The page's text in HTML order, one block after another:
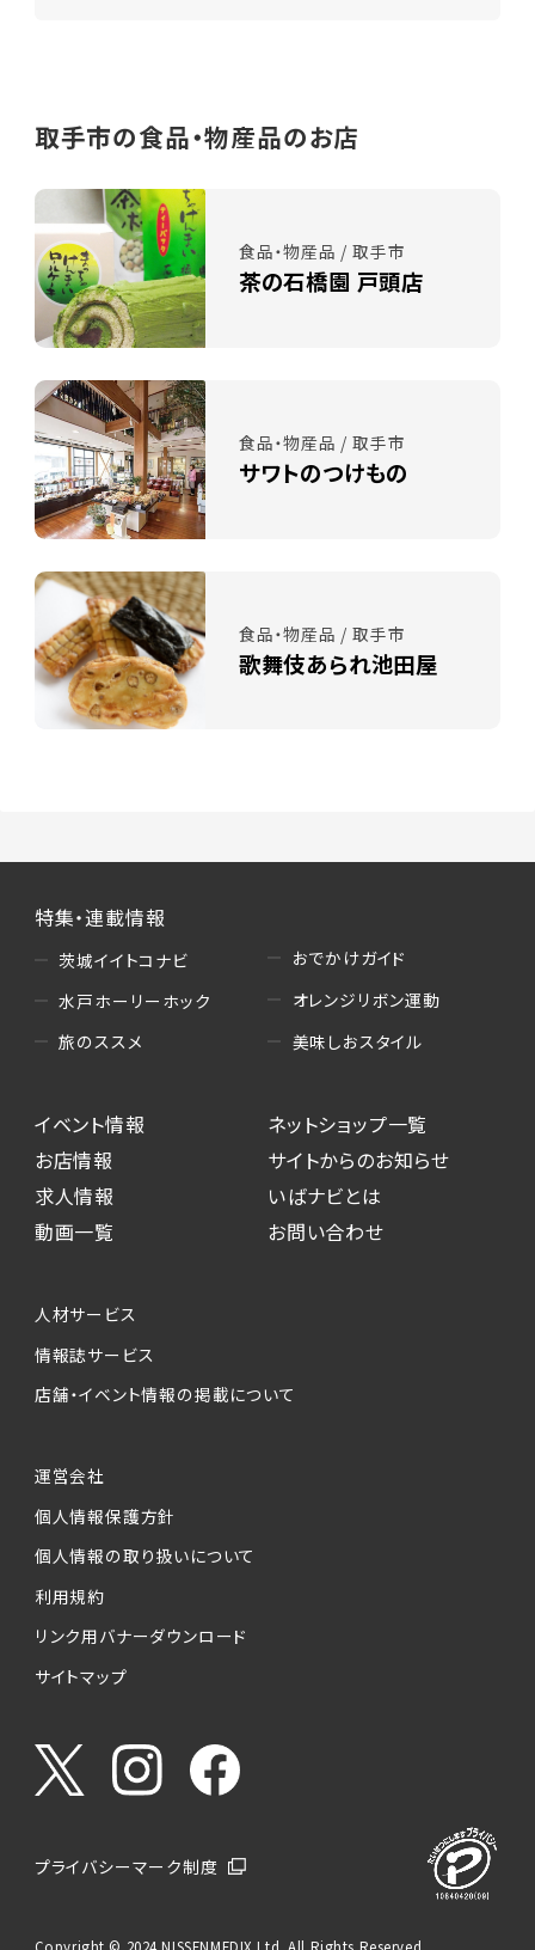
取手市の食品・物産品のお店
食品・物産品 / 取手市
茶の石橋園 戸頭店
食品・物産品 / 取手市
サワトのつけもの
食品・物産品 / 取手市
歌舞伎あられ池田屋
特集・連載情報
茨城イイトコナビ
水戸ホーリーホック
旅のススメ
おでかけガイド
オレンジリボン運動
美味しおスタイル
イベント情報
お店情報
求人情報
動画一覧
ネットショップ一覧
サイトからのお知らせ
いばナビとは
お問い合わせ
人材サービス
情報誌サービス
店舗・イベント情報の掲載について
運営会社
個人情報保護方針
個人情報の取り扱いについて
利用規約
リンク用バナーダウンロード
サイトマップ
プライバシーマーク制度
Copyright © 2024 NISSENMEDIX Ltd. All Rights Reserved.